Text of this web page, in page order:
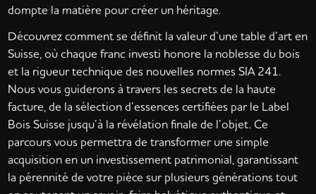
dompte la matière pour créer un héritage.
Découvrez comment se définit la valeur d’une table d’art en
Suisse, où chaque franc investi honore la noblesse du bois
et la rigueur technique des nouvelles normes SIA 241.
Nous vous guiderons à travers les secrets de la haute
facture, de la sélection d’essences certifiées par le Label
Bois Suisse jusqu’à la révélation finale de l’objet. Ce
parcours vous permettra de transformer une simple
acquisition en un investissement patrimonial, garantissant
la pérennité de votre pièce sur plusieurs générations tout